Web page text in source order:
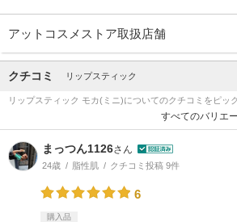
アットコスメストア取扱店舗
クチコミ リップスティック
リップスティック モカ(ミニ)についてのクチコミをピッ
すべてのバリエ
まっつん1126さん
24歳 脂性肌 クチコミ投稿 9件
6
購入品